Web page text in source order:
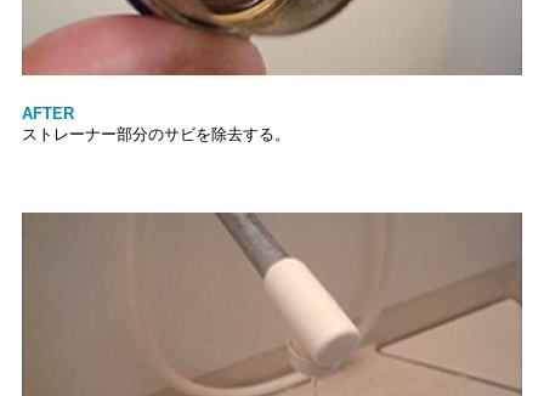
AFTER
ストレーナー部分のサビを除去する。